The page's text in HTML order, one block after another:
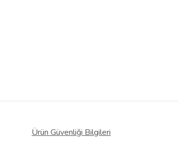
Ürün Güvenliği Bilgileri